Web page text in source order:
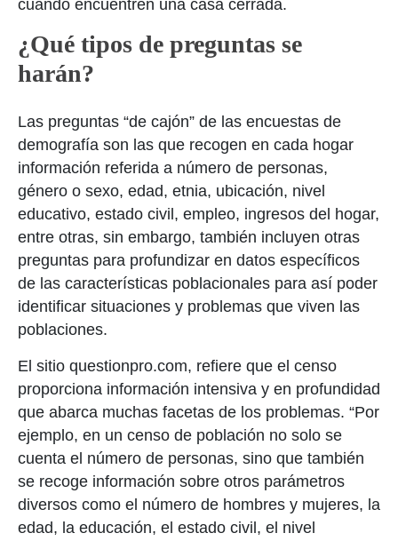
cuando encuentren una casa cerrada.
¿Qué tipos de preguntas se
harán?
Las preguntas “de cajón” de las encuestas de
demografía son las que recogen en cada hogar
información referida a número de personas,
género o sexo, edad, etnia, ubicación, nivel
educativo, estado civil, empleo, ingresos del hogar,
entre otras, sin embargo, también incluyen otras
preguntas para profundizar en datos específicos
de las características poblacionales para así poder
identificar situaciones y problemas que viven las
poblaciones.
El sitio questionpro.com, refiere que el censo
proporciona información intensiva y en profundidad
que abarca muchas facetas de los problemas. “Por
ejemplo, en un censo de población no solo se
cuenta el número de personas, sino que también
se recoge información sobre otros parámetros
diversos como el número de hombres y mujeres, la
edad, la educación, el estado civil, el nivel